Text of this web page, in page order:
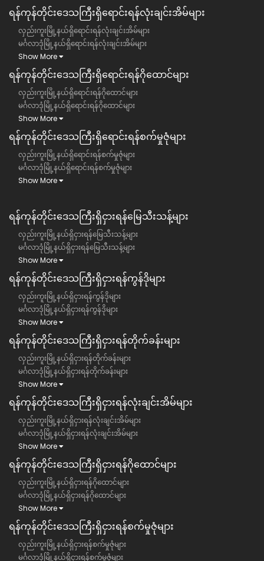
ရန်ကုန်တိုင်းဒေသကြီး​ရှိရောင်းရန်လုံးချင်းအိမ်များ
လှည်းကူးမြို့နယ်ရှိရောင်းရန်လုံးချင်းအိမ်များ
မင်္ဂလာဒုံမြို့နယ်ရှိရောင်းရန်လုံးချင်းအိမ်များ
Show More
ရန်ကုန်တိုင်းဒေသကြီး​ရှိရောင်းရန်ဂိုထောင်များ
လှည်းကူးမြို့နယ်ရှိရောင်းရန်ဂိုထောင်များ
မင်္ဂလာဒုံမြို့နယ်ရှိရောင်းရန်ဂိုထောင်များ
Show More
ရန်ကုန်တိုင်းဒေသကြီး​ရှိရောင်းရန်စက်မှုဇုံများ
လှည်းကူးမြို့နယ်ရှိရောင်းရန်စက်မှုဇုံများ
မင်္ဂလာဒုံမြို့နယ်ရှိရောင်းရန်စက်မှုဇုံများ
Show More
ရန်ကုန်တိုင်းဒေသကြီး​​ရှိငှားရန်မြေသီးသန့်များ
လှည်းကူးမြို့နယ်ရှိငှားရန်မြေသီးသန့်များ
မင်္ဂလာဒုံမြို့နယ်ရှိငှားရန်မြေသီးသန့်များ
Show More
ရန်ကုန်တိုင်းဒေသကြီး​​ရှိငှားရန်ကွန်ဒိုများ
လှည်းကူးမြို့နယ်ရှိငှားရန်ကွန်ဒိုများ
မင်္ဂလာဒုံမြို့နယ်ရှိငှားရန်ကွန်ဒိုများ
Show More
ရန်ကုန်တိုင်းဒေသကြီး​​ရှိငှားရန်တိုက်ခန်းများ
လှည်းကူးမြို့နယ်ရှိငှားရန်တိုက်ခန်းများ
မင်္ဂလာဒုံမြို့နယ်ရှိငှားရန်တိုက်ခန်းများ
Show More
ရန်ကုန်တိုင်းဒေသကြီး​​ရှိငှားရန်လုံးချင်းအိမ်များ
လှည်းကူးမြို့နယ်ရှိငှားရန်လုံးချင်းအိမ်များ
မင်္ဂလာဒုံမြို့နယ်ရှိငှားရန်လုံးချင်းအိမ်များ
Show More
ရန်ကုန်တိုင်းဒေသကြီး​​ရှိငှားရန်ဂိုထောင်များ
လှည်းကူးမြို့နယ်ရှိငှားရန်ဂိုထောင်များ
မင်္ဂလာဒုံမြို့နယ်ရှိငှားရန်ဂိုထောင်များ
Show More
ရန်ကုန်တိုင်းဒေသကြီး​​ရှိငှားရန်စက်မှုဇုံများ
လှည်းကူးမြို့နယ်ရှိငှားရန်စက်မှုဇုံများ
မင်္ဂလာဒုံမြို့နယ်ရှိငှားရန်စက်မှုဇုံများ